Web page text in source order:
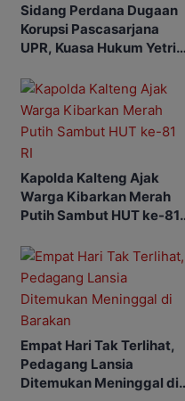
Sidang Perdana Dugaan
Korupsi Pascasarjana
UPR, Kuasa Hukum Yetrie
Kapolda Kalteng Ajak
Warga Kibarkan Merah
Putih Sambut HUT ke-81
Empat Hari Tak Terlihat,
Pedagang Lansia
Ditemukan Meninggal di